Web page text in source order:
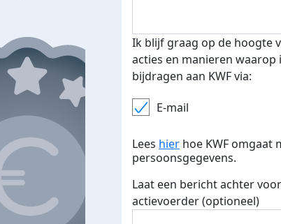
Ik blijf graag op de hoogte
acties en manieren waarop
bijdragen aan KWF via:
E-mail
Lees hier hoe KWF omgaat
persoonsgegevens.
Laat een bericht achter
actievoerder (optioneel)